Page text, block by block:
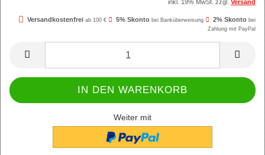
inkl. 19% MwSt. zzgl. Versand
Versandkostenfrei ab 100 € 5% Skonto bei Banküberweisung 2% Skonto bei
Zahlung mit PayPal
Weiter mit